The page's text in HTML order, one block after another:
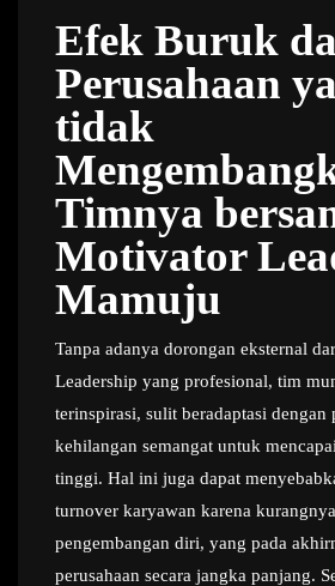
Efek Buruk
Perusahaan
tidak
Timnya
Motivator
Mamuju
Tanpa adanya dorongan eksternal
Leadership yang profesional, tim
terinspirasi, sulit beradaptasi dengan
kehilangan semangat untuk
tinggi. Hal ini juga dapat
turnover karyawan karena
pengembangan diri, yang pada
perusahaan secara jangka panjang.